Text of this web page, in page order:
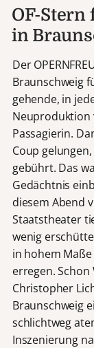
OF-Stern
in
Der
Braunschweig
gehende, in
Neuproduktion
Passagierin.
Coup
gebührt. Das
Gedächtnis
diesem Abend
Staatstheater
wenig
in hohem
erregen.
Christopher
Braunschweig
schlichtweg
Inszenierung